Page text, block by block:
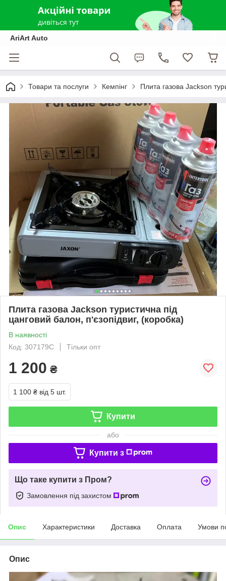
AriArt Auto
Товари та послуги Кемпінг Плита газова Jackson
Плита газова Jackson туристична під
цанговий балон, п'єзопідвиг, (коробка)
В наявності
Код: 307179С
Тільки опт
1 200 ₴
1 100 ₴ від 5 шт.
Купити
або
Купити з
Що таке купити з Пром?
Замовлення під захистом
Опис Характеристики Доставка Оплата Умови
Опис